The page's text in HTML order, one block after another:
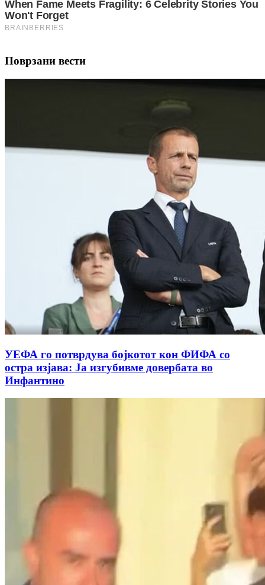
Поврзани вести
УЕФА го потврдува бојкотот кон ФИФА со
остра изјава: Ја изгубивме довербата во
Инфантино